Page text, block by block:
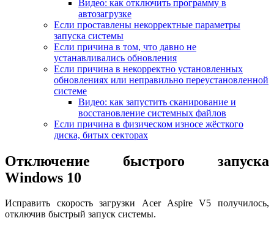
Видео: как отключить программу в
автозагрузке
Если проставлены некорректные параметры
запуска системы
Если причина в том, что давно не
устанавливались обновления
Если причина в некорректно установленных
обновлениях или неправильно переустановленной
системе
Видео: как запустить сканирование и
восстановление системных файлов
Если причина в физическом износе жёсткого
диска, битых секторах
Отключение быстрого запуска
Windows 10
Исправить скорость загрузки Acer Aspire V5 получилось,
отключив быстрый запуск системы.